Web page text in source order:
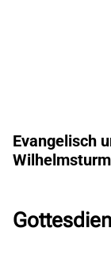
Evangelisch
Wilhelmsturm